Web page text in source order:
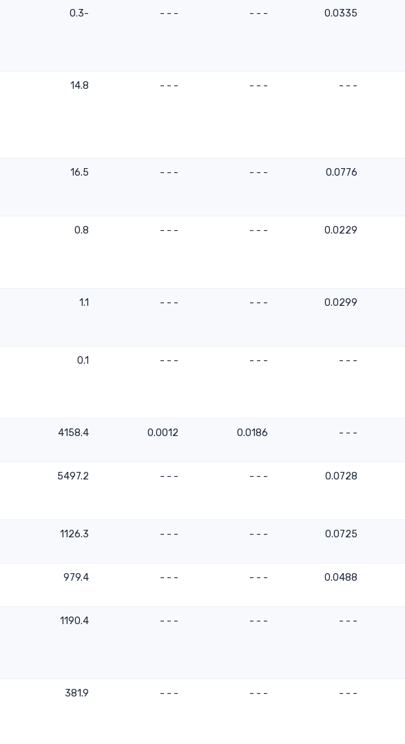
0.0335
- - -
- - -
-0.3
- - -
- - -
- - -
14.8
0.0776
- - -
- - -
16.5
0.0229
- - -
- - -
0.8
0.0299
- - -
- - -
1.1
- - -
- - -
- - -
0.1
- - -
0.0186
0.0012
4158.4
0.0728
- - -
- - -
5497.2
0.0725
- - -
- - -
1126.3
0.0488
- - -
- - -
979.4
- - -
- - -
- - -
1190.4
- - -
- - -
- - -
381.9